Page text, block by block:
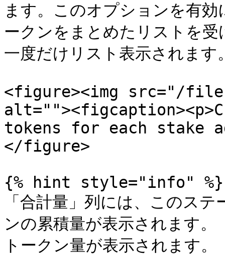
ます。このオプションを有
ークンをまとめたリストを
一度だけリスト表示されます
<figure><img src="/
tokens for each stake
</figure>
{% hint style="info" %}
「合計量」列には、このス
ンの累積量が表示されます
トークン量が表示されます。